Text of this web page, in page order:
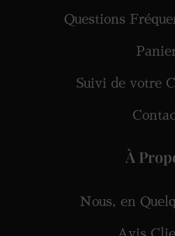
Questions
Suivi de votre
À
Nous, en